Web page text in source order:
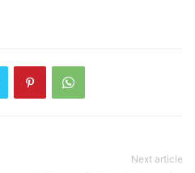
Next article